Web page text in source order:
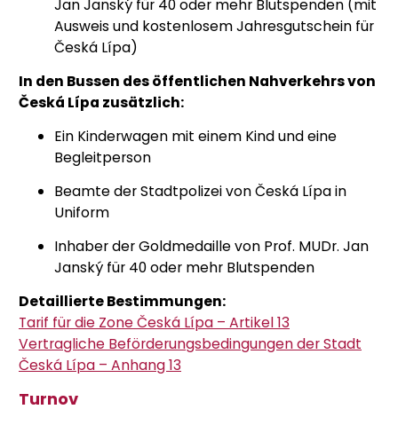
Jan Janský für 40 oder mehr Blutspenden (mit
Ausweis und kostenlosem Jahresgutschein für
Česká Lípa)
In den Bussen des öffentlichen Nahverkehrs von
Česká Lípa zusätzlich:
Ein Kinderwagen mit einem Kind und eine
Begleitperson
Beamte der Stadtpolizei von Česká Lípa in
Uniform
Inhaber der Goldmedaille von Prof. MUDr. Jan
Janský für 40 oder mehr Blutspenden
Detaillierte Bestimmungen:
Tarif für die Zone Česká Lípa – Artikel 13
Vertragliche Beförderungsbedingungen der Stadt
Česká Lípa – Anhang 13
Turnov